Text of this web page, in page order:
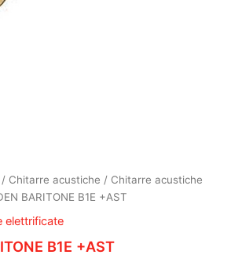
/ Chitarre acustiche / Chitarre acustiche
BARITONE B1E +AST
elettrificate
B1E +AST